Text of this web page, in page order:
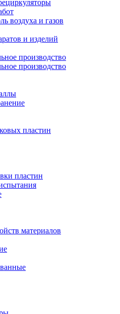
воздуха и газов
и изделий
производство
производство
пластин
пластин
материалов